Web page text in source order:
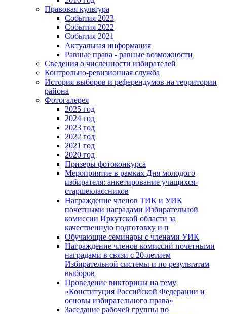
Правовая культура
События 2023
События 2022
События 2021
Актуальная информация
Равные права - равные возможности
Сведения о численности избирателей
Контрольно-ревизионная служба
История выборов и референдумов на территории
района
Фотогалерея
2025 год
2024 год
2023 год
2022 год
2021 год
2020 год
Призеры фотоконкурса
Мероприятие в рамках Дня молодого
избирателя: анкетирование учащихся-
старшеклассников
Награждение членов ТИК и УИК
почетными наградами Избирательной
комиссии Иркутской области за
качественную подготовку и п
Обучающие семинары с членами УИК
Награждение членов комиссий почетными
наградами в связи с 20-летием
Избирательной системы и по результатам
выборов
Проведение викторины на тему
«Конституция Российской Федерации и
основы избирательного права»
Заседание рабочей группы по